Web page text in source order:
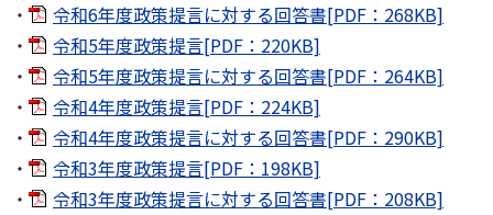
令和6年度政策提言に対する回答書[PDF：268KB]
令和5年度政策提言[PDF：220KB]
令和5年度政策提言に対する回答書[PDF：264KB]
令和4年度政策提言[PDF：224KB]
令和4年度政策提言に対する回答書[PDF：290KB]
令和3年度政策提言[PDF：198KB]
令和3年度政策提言に対する回答書[PDF：208KB]